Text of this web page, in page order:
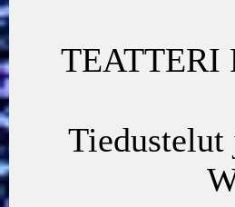
TEATTERI
Tiedustelut